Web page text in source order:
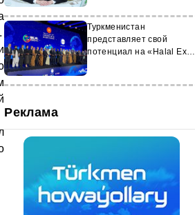
.
Туркменистан
представляет свой
потенциал на «Halal Expo
Реклама